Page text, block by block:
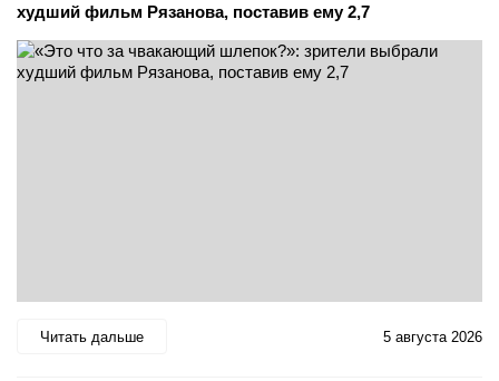
худший фильм Рязанова, поставив ему 2,7
Читать дальше 5 августа 2026